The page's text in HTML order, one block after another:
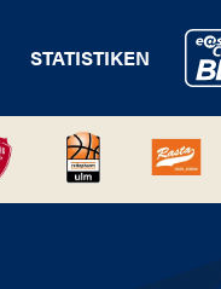
STATISTIKEN